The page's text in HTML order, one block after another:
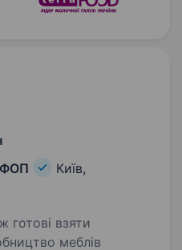
ФОП
Київ,
готові взяти